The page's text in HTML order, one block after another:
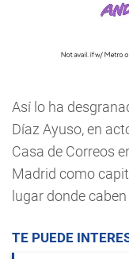
Así lo ha
Díaz Ayuso, en
Casa de Correos
Madrid como
lugar donde
TE PUEDE